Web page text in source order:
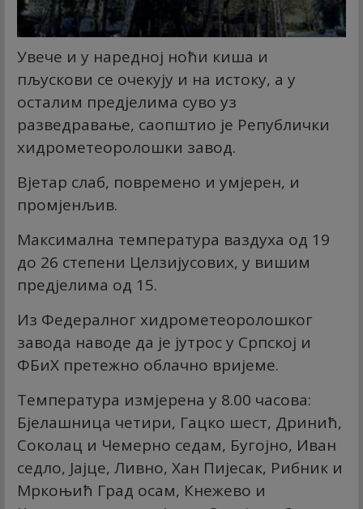
Увече и у наредној ноћи киша и
пљускови се очекују и на истоку, а у
осталим предјелима суво уз
разведравање, саопштио је Републички
хидрометеоролошки завод.
Вјетар слаб, повремено и умјерен, и
промјенљив.
Максимална температура ваздуха од 19
до 26 степени Целзијусових, у вишим
предјелима од 15.
Из Федералног хидрометеоролошког
завода наводе да је јутрос у Српској и
ФБиХ претежно облачно вријеме.
Температура измјерена у 8.00 часова:
Бјелашница четири, Гацко шест, Дринић,
Соколац и Чемерно седам, Бугојно, Иван
седло, Јајце, Ливно, Хан Пијесак, Рибник и
Мркоњић Град осам, Кнежево и